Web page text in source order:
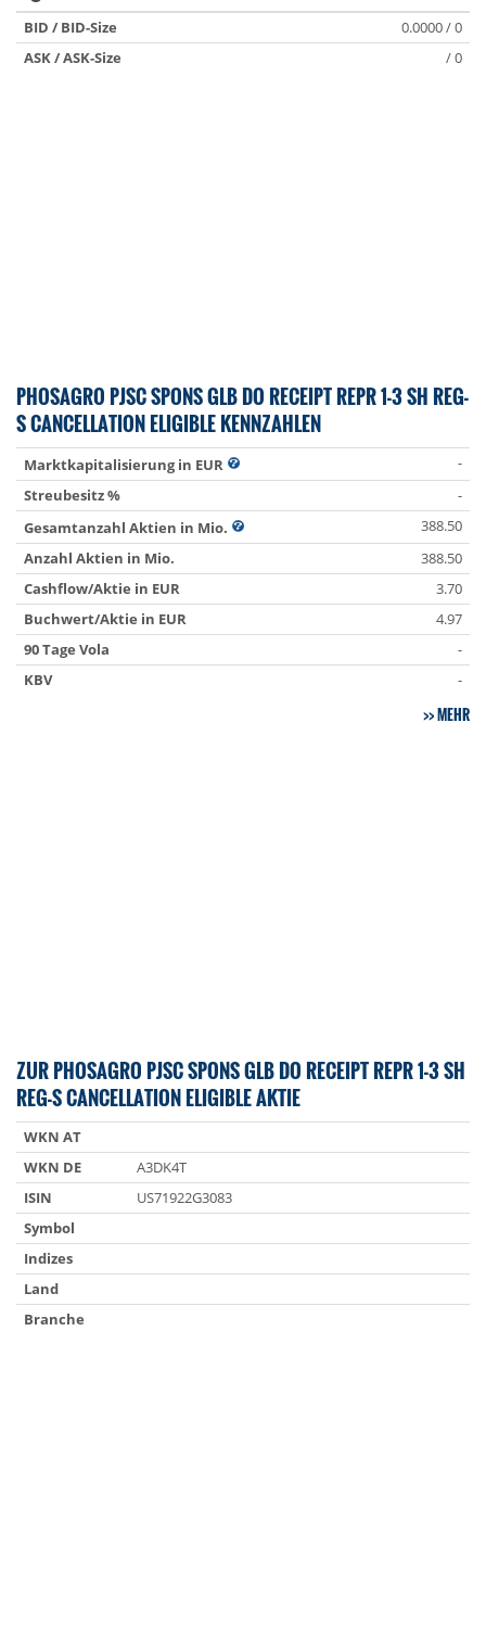
BID / BID-Size
0.0000 / 0
ASK / ASK-Size
/ 0
PHOSAGRO PJSC SPONS GLB DO RECEIPT REPR 1-3 SH REG-
S CANCELLATION ELIGIBLE KENNZAHLEN
Marktkapitalisierung in EUR
-
Streubesitz %
-
Gesamtanzahl Aktien in Mio.
388.50
Anzahl Aktien in Mio.
388.50
Cashflow/Aktie in EUR
3.70
Buchwert/Aktie in EUR
4.97
90 Tage Vola
-
KBV
-
MEHR
ZUR PHOSAGRO PJSC SPONS GLB DO RECEIPT REPR 1-3 SH
REG-S CANCELLATION ELIGIBLE AKTIE
WKN AT
WKN DE
A3DK4T
ISIN
US71922G3083
Symbol
Indizes
Land
Branche